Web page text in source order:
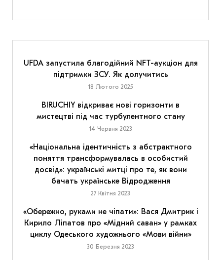
UFDA запустила благодійний NFT-аукціон для
підтримки ЗСУ. Як долучитись
18 Лютого 2025
BIRUCHIY відкриває нові горизонти в
мистецтві під час турбулентного стану
14 Червня 2023
«Національна ідентичність з абстрактного
поняття трансформувалась в особистий
досвід»: українські митці про те, як вони
бачать українське Відродження
27 Квітня 2023
«Обережно, руками не чіпати»: Вася Дмитрик і
Кирило Ліпатов про «Мідний саван» у рамках
циклу Одеського художнього «Мови війни»
30 Березня 2023